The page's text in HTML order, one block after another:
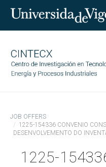
Research
Transfer
Services
JOB OFFERS
1225-154336 CONVENIO
DESENVOLVEMENTO DO
1225-